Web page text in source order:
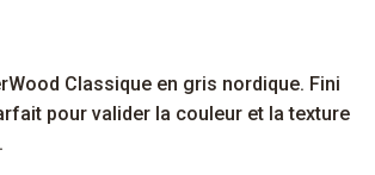
Classique en gris nordique. Fini
pour valider la couleur et la texture